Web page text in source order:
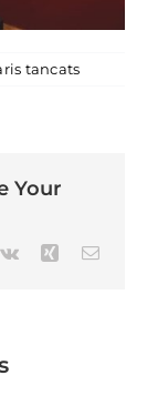
tancatsa
Your
Vk XingEmail